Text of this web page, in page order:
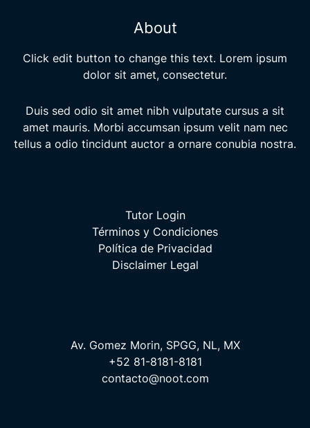
About
Click edit button to change this text. Lorem ipsum
dolor sit amet, consectetur.
Duis sed odio sit amet nibh vulputate cursus a sit
amet mauris. Morbi accumsan ipsum velit nam nec
tellus a odio tincidunt auctor a ornare conubia nostra.
Tutor Login
Términos y Condiciones
Política de Privacidad
Disclaimer Legal
Av. Gomez Morin, SPGG, NL, MX
+52 81-8181-8181
contacto@noot.com